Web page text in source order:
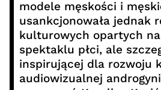
modele męskości i
usankcjonowała jednak
kulturowych opartych
spektaklu płci, ale
inspirującej dla rozwoju
audiowizualnej